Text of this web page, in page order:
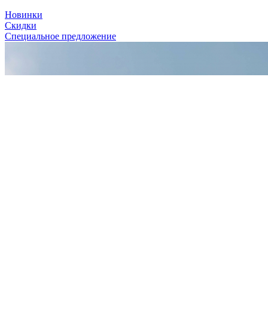
Новинки
Скидки
Специальное предложение